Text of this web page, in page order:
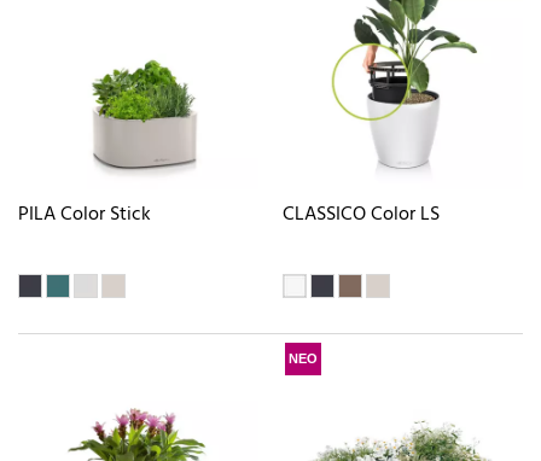
PILA Color Stick CLASSICO Color LS
ΝΕΟ